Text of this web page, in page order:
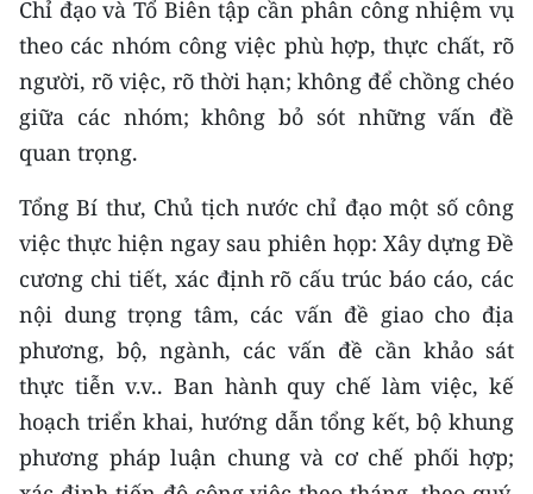
Chỉ đạo và Tổ Biên tập cần phân công nhiệm vụ
theo các nhóm công việc phù hợp, thực chất, rõ
người, rõ việc, rõ thời hạn; không để chồng chéo
giữa các nhóm; không bỏ sót những vấn đề
quan trọng.
Tổng Bí thư, Chủ tịch nước chỉ đạo một số công
việc thực hiện ngay sau phiên họp: Xây dựng Đề
cương chi tiết, xác định rõ cấu trúc báo cáo, các
nội dung trọng tâm, các vấn đề giao cho địa
phương, bộ, ngành, các vấn đề cần khảo sát
thực tiễn v.v.. Ban hành quy chế làm việc, kế
hoạch triển khai, hướng dẫn tổng kết, bộ khung
phương pháp luận chung và cơ chế phối hợp;